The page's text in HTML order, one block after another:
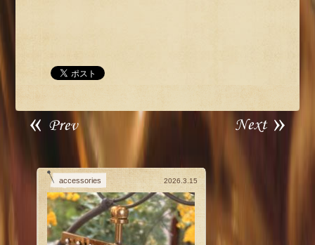
accessories 2026.3.15